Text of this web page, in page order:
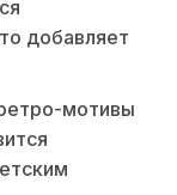
добавляет
мотивы